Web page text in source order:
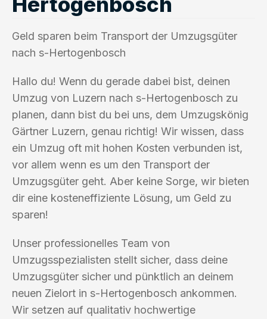
Geld sparen beim Transport der Umzugsgüter
nach s-Hertogenbosch
Hallo du! Wenn du gerade dabei bist, deinen
Umzug von Luzern nach s-Hertogenbosch zu
planen, dann bist du bei uns, dem Umzugskönig
Gärtner Luzern, genau richtig! Wir wissen, dass
ein Umzug oft mit hohen Kosten verbunden ist,
vor allem wenn es um den Transport der
Umzugsgüter geht. Aber keine Sorge, wir bieten
dir eine kosteneffiziente Lösung, um Geld zu
sparen!
Unser professionelles Team von
Umzugsspezialisten stellt sicher, dass deine
Umzugsgüter sicher und pünktlich an deinem
neuen Zielort in s-Hertogenbosch ankommen.
Wir setzen auf qualitativ hochwertige